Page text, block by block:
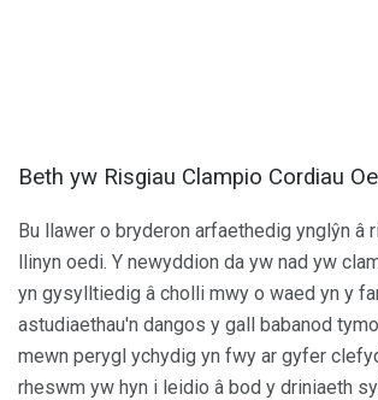
Beth yw Risgiau Clampio Cordiau
Bu llawer o bryderon arfaethedig ynglŷn â
llinyn oedi. Y newyddion da yw nad yw
yn gysylltiedig â cholli mwy o waed yn y
astudiaethau'n dangos y gall babanod
mewn perygl ychydig yn fwy ar gyfer
rheswm yw hyn i leidio â bod y driniaeth